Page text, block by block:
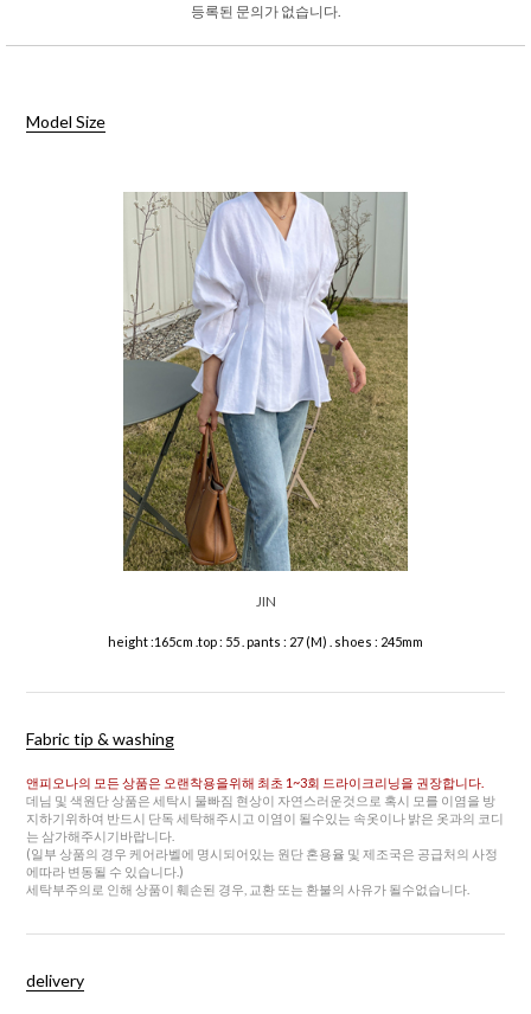
등록된 문의가 없습니다.
Model Size
JIN
height :165cm .top : 55 . pants : 27 (M) . shoes : 245mm
Fabric tip & washing
앤피오나의 모든 상품은 오랜착용을위해 최초 1~3회 드라이크리닝을 권장합니다.
데님 및 색원단 상품은 세탁시 물빠짐 현상이 자연스러운것으로 혹시 모를 이염을 방
지하기위하여 반드시 단독 세탁해주시고 이염이 될수있는 속옷이나 밝은 옷과의 코디
는 삼가해주시기바랍니다.
(일부 상품의 경우 케어라벨에 명시되어있는 원단 혼용율 및 제조국은 공급처의 사정
에따라 변동될 수 있습니다.)
세탁부주의로 인해 상품이 훼손된 경우, 교환 또는 환불의 사유가 될수없습니다.
delivery